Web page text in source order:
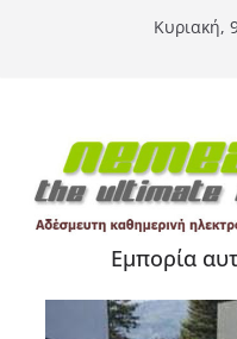
Κυριακή,
Εμπορία